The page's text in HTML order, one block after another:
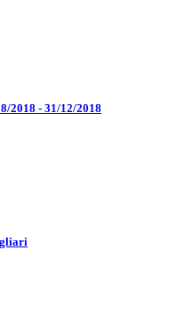
2018 - 31/12/2018